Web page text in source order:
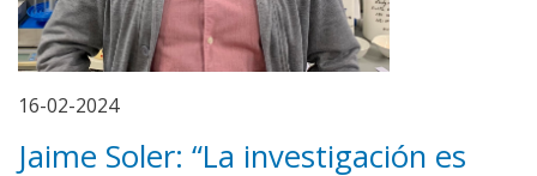
16-02-2024
Jaime Soler: “La investigación es